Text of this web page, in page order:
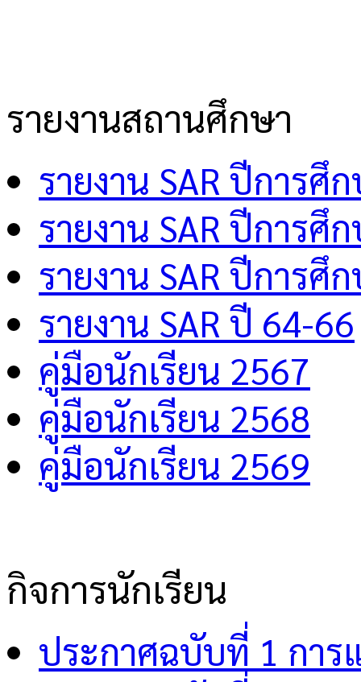
รายงานสถานศึกษา
รายงาน SAR ปีการศึ
รายงาน SAR ปีการศึ
รายงาน SAR ปีการศึ
รายงาน SAR ปี 64-66
คู่มือนักเรียน 2567
คู่มือนักเรียน 2568
คู่มือนักเรียน 2569
กิจการนักเรียน
ประกาศฉบับที่ 1 การ